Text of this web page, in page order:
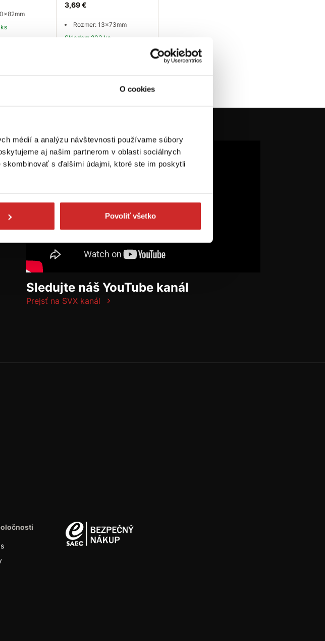
O cookies
médií a analýzu návštevnosti používame súbory
aj našim partnerom v oblasti sociálnych
s ďalšími údajmi, ktoré ste im poskytli
Povoliť všetko
ks
3,69 €
Rozmer: 13x73mm
Skladom 203 ks
Sledujte náš YouTube kanál
Prejsť na SVX kanál